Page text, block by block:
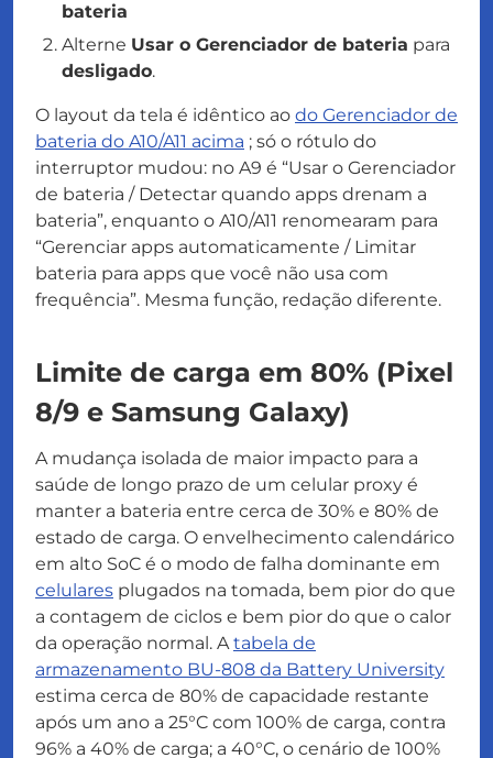
bateria
Alterne Usar o Gerenciador de bateria para
desligado.
O layout da tela é idêntico ao do Gerenciador de
bateria do A10/A11 acima ; só o rótulo do
interruptor mudou: no A9 é “Usar o Gerenciador
de bateria / Detectar quando apps drenam a
bateria”, enquanto o A10/A11 renomearam para
“Gerenciar apps automaticamente / Limitar
bateria para apps que você não usa com
frequência”. Mesma função, redação diferente.
Limite de carga em 80% (Pixel
8/9 e Samsung Galaxy)
A mudança isolada de maior impacto para a
saúde de longo prazo de um celular proxy é
manter a bateria entre cerca de 30% e 80% de
estado de carga. O envelhecimento calendárico
em alto SoC é o modo de falha dominante em
celulares plugados na tomada, bem pior do que
a contagem de ciclos e bem pior do que o calor
da operação normal. Atabela de
armazenamento BU-808 da Battery University
estima cerca de 80% de capacidade restante
após um ano a 25°C com 100% de carga, contra
96% a 40% de carga; a 40°C, o cenário de 100%